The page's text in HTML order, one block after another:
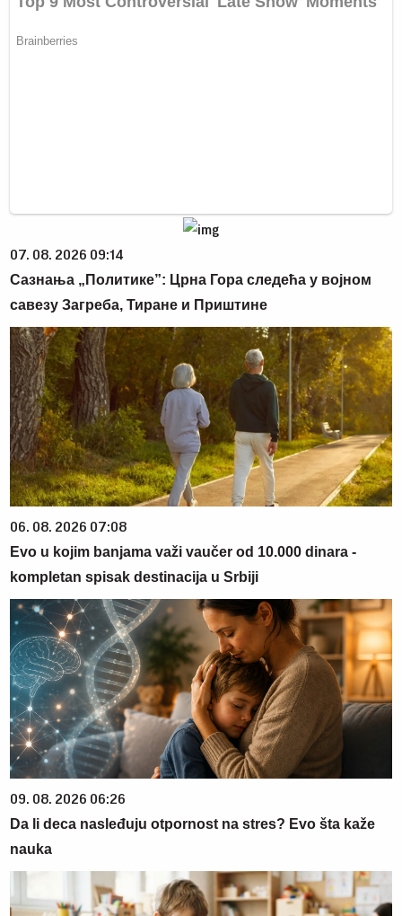
07. 08. 2026 09:14
Сазнања „Политике”: Црна Гора следећа у војном
савезу Загреба, Тиране и Приштине
06. 08. 2026 07:08
Evo u kojim banjama važi vaučer od 10.000 dinara -
kompletan spisak destinacija u Srbiji
09. 08. 2026 06:26
Da li deca nasleđuju otpornost na stres? Evo šta kaže
nauka